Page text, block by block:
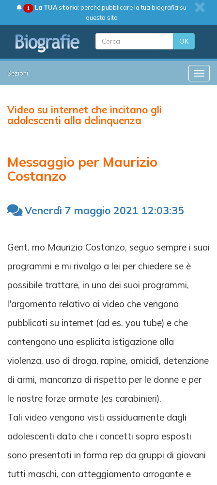
1 La TUA storia: perché pubblicare la tua biografia su
questo sito
OK
Sezioni
Video su internet che incitano gli
adolescenti alla delinquenza
Messaggio per Maurizio
Costanzo
Venerdì 7 maggio 2021 12:03:35
Gent. mo Maurizio Costanzo, seguo sempre i suoi
programmi e mi rivolgo a lei per chiedere se è
possibile trattare, in uno dei suoi programmi,
l'argomento relativo ai video che vengono
pubblicati su internet (ad es. you tube) e che
contengono una esplicita istigazione alla
violenza, uso di droga, rapine, omicidi, detenzione
di armi, mancanza di rispetto per le donne e per
le nostre forze armate (es carabinieri).
Tali video vengono visti assiduamente dagli
adolescenti dato che i concetti sopra esposti
sono presentati in forma rep da gruppi di giovani
tutti maschi, con atteggiamento arrogante e